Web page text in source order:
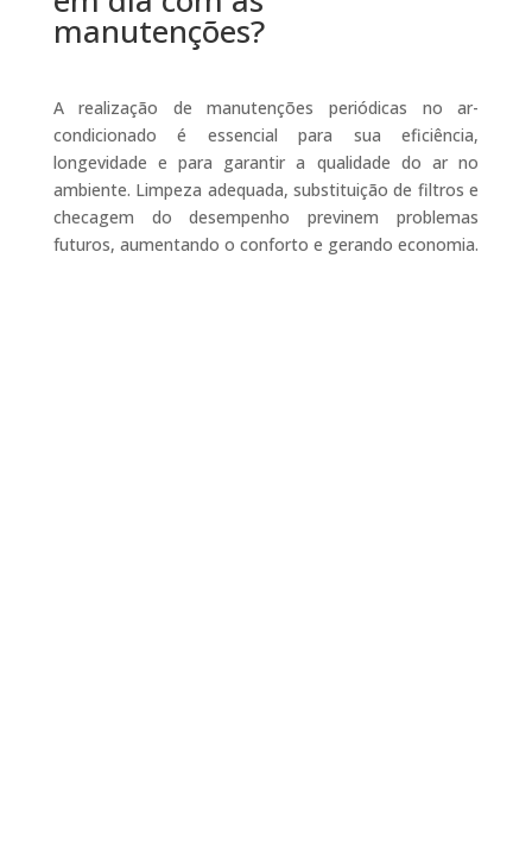
manutenções?
A realização de manutenções periódicas no ar-
condicionado é essencial para sua eficiência,
longevidade e para garantir a qualidade do ar no
ambiente. Limpeza adequada, substituição de filtros e
checagem do desempenho previnem problemas
futuros, aumentando o conforto e gerando economia.